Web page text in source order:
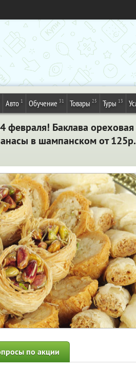
Авто 1 Обучение 31 Товары 25 Туры 13
Баклава
в шампанском от
по акции